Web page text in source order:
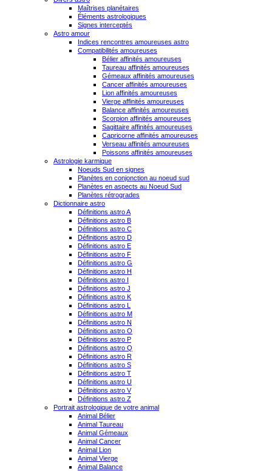
Maîtrises planétaires
Éléments astrologiques
Signes interceptés
Astro amour
Indices rencontres amoureuses astro
Compatibilités amoureuses
Bélier affinités amoureuses
Taureau affinités amoureuses
Gémeaux affinités amoureuses
Cancer affinités amoureuses
Lion affinités amoureuses
Vierge affinités amoureuses
Balance affinités amoureuses
Scorpion affinités amoureuses
Sagittaire affinités amoureuses
Capricorne affinités amoureuses
Verseau affinités amoureuses
Poissons affinités amoureuses
Astrologie karmique
Noeuds Sud en signes
Planètes en conjonction au noeud sud
Planètes en aspects au Noeud Sud
Planètes rétrogrades
Dictionnaire astro
Définitions astro A
Définitions astro B
Définitions astro C
Définitions astro D
Définitions astro E
Définitions astro F
Définitions astro G
Définitions astro H
Définitions astro I
Définitions astro J
Définitions astro K
Définitions astro L
Définitions astro M
Définitions astro N
Définitions astro O
Définitions astro P
Définitions astro Q
Définitions astro R
Définitions astro S
Définitions astro T
Définitions astro U
Définitions astro V
Définitions astro Z
Portrait astrologique de votre animal
Animal Bélier
Animal Taureau
Animal Gémeaux
Animal Cancer
Animal Lion
Animal Vierge
Animal Balance